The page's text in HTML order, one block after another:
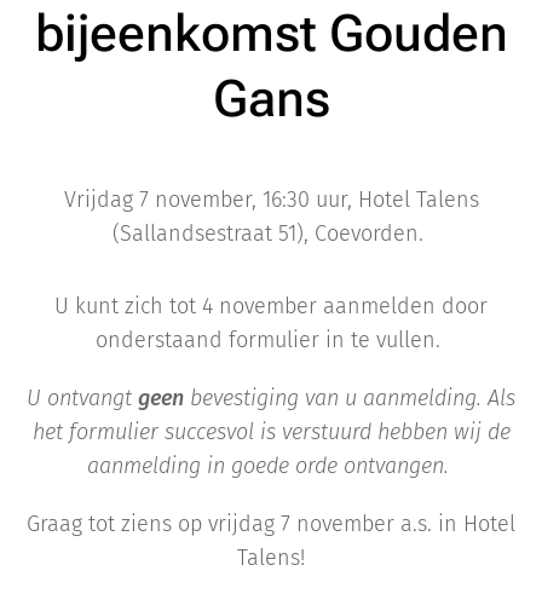
bijeenkomst Gouden
Gans
Vrijdag 7 november, 16:30 uur, Hotel Talens
(Sallandsestraat 51), Coevorden.
U kunt zich tot 4 november aanmelden door
onderstaand formulier in te vullen.
U ontvangt geen bevestiging van u aanmelding. Als
het formulier succesvol is verstuurd hebben wij de
aanmelding in goede orde ontvangen.
Graag tot ziens op vrijdag 7 november a.s. in Hotel
Talens!